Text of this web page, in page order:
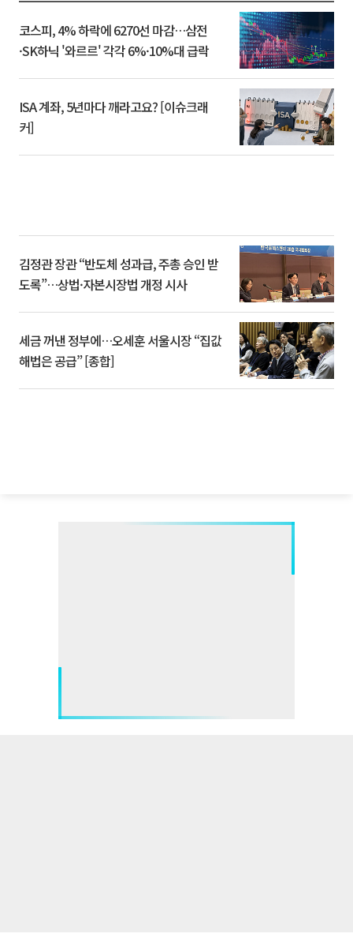
코스피, 4% 하락에 6270선 마감…삼전
·SK하닉 '와르르' 각각 6%·10%대 급락
ISA 계좌, 5년마다 깨라고요? [이슈크래
커]
김정관 장관 “반도체 성과급, 주총 승인 받
도록”…상법·자본시장법 개정 시사
세금 꺼낸 정부에…오세훈 서울시장 “집값
해법은 공급” [종합]